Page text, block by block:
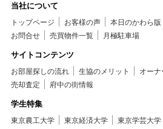
当社について
トップページ お客様の声 本日のかわら版
お問合せ
売買物件一覧 月極駐車場
サイトコンテンツ
お部屋探しの流れ 生協のメリット オー
売却査定
府中の街情報
学生特集
東京農工大学 東京経済大学 東京学芸大学